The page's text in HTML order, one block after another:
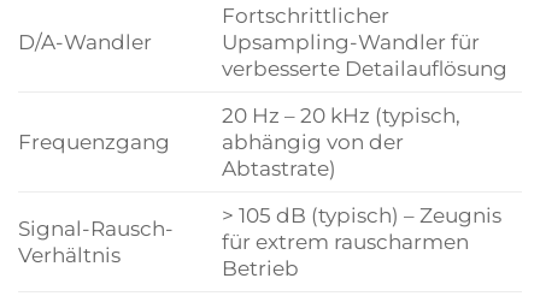
D/A-Wandler
Fortschrittlicher
Upsampling-Wandler für
verbesserte Detailauflösung
Frequenzgang
20 Hz – 20 kHz (typisch,
abhängig von der
Abtastrate)
Signal-Rausch-
Verhältnis
> 105 dB (typisch) – Zeugnis
für extrem rauscharmen
Betrieb